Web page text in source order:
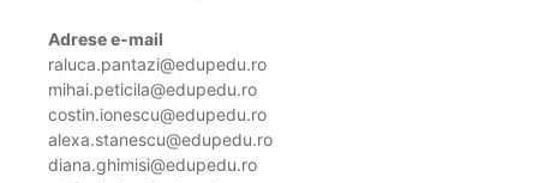
Adrese e-mail
raluca.pantazi@edupedu.ro
mihai.peticila@edupedu.ro
costin.ionescu@edupedu.ro
alexa.stanescu@edupedu.ro
diana.ghimisi@edupedu.ro